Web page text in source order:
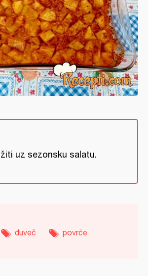
uz sezonsku salatu.
đuveč
povrće